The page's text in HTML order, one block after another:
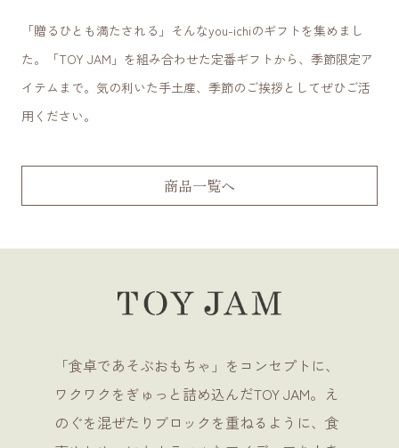
「贈るひとも満たされる」そんなyou-ichiのギフトを集めまし
た。「TOY JAM」を組み合わせた定番ギフトから、季節限定ア
イテムまで。気の利いた手土産、季節のご挨拶としてぜひご活
用ください。
商品一覧へ
「食卓であそぶおもちゃ」をコンセプトに、
ワクワクをぎゅっと詰め込んだTOY JAM。え
のぐを混ぜたりブロックを重ねるように、食